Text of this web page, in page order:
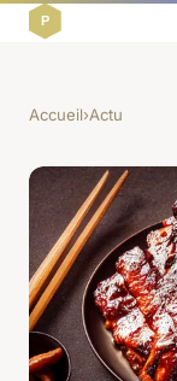
Accueil›Actu